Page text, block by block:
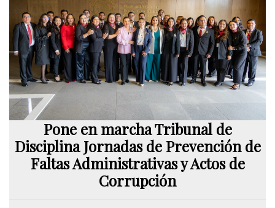
Pone en marcha Tribunal de
Disciplina Jornadas de Prevención de
Faltas Administrativas y Actos de
Corrupción